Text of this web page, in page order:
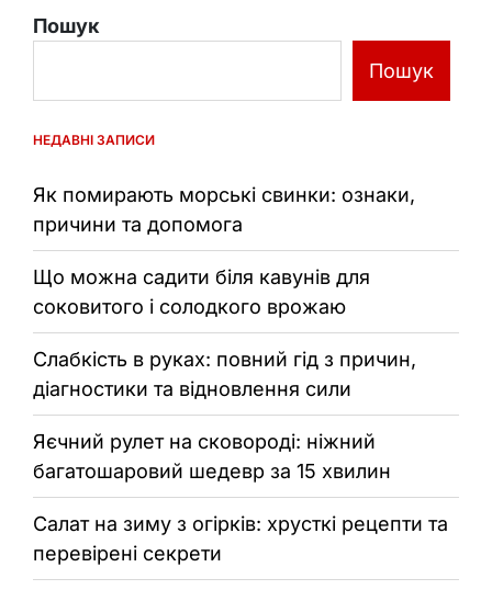
Пошук
Пошук
НЕДАВНІ ЗАПИСИ
Як помирають морські свинки: ознаки,
причини та допомога
Що можна садити біля кавунів для
соковитого і солодкого врожаю
Слабкість в руках: повний гід з причин,
діагностики та відновлення сили
Яєчний рулет на сковороді: ніжний
багатошаровий шедевр за 15 хвилин
Салат на зиму з огірків: хрусткі рецепти та
перевірені секрети